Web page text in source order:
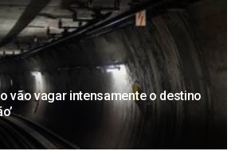
vão vagar intensamente o destino